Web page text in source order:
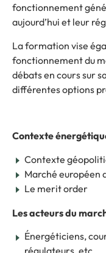
fonctionnement
aujourd’hui et leur
La formation vise
fonctionnement du
débats en cours sur
différentes options
Contexte
Contexte
Marché européen
Le merit order
Les acteurs du
Énergéticiens,